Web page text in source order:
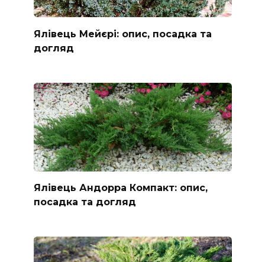
Ялівець Мейєрі: опис, посадка та
догляд
Ялівець Андорра Компакт: опис,
посадка та догляд